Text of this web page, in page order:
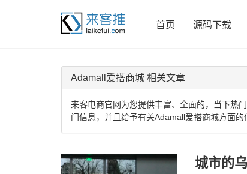
首页 源码下载
Adamall爱搭商城 相关文章
来客电商官网为您提供丰富、全面的，当下热
门信息，并且给予有关Adamall爱搭商城方面
城市的